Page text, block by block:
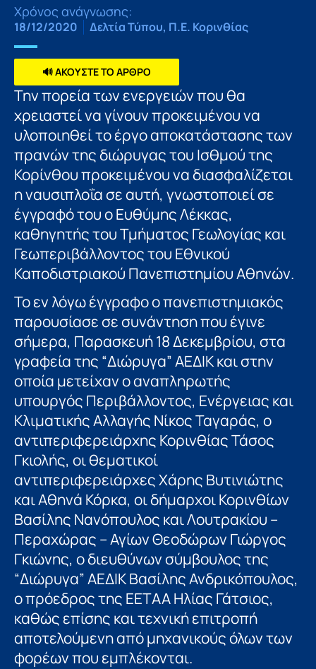
Χρόνος ανάγνωσης:
18/12/2020 Δελτία Τύπου, Π.Ε. Κορινθίας
🔊 ΑΚΟΥΣΤΕ ΤΟ ΑΡΘΡΟ
Την πορεία των ενεργειών που θα
χρειαστεί να γίνουν προκειμένου να
υλοποιηθεί το έργο αποκατάστασης των
πρανών της διώρυγας του Ισθμού της
Κορίνθου προκειμένου να διασφαλίζεται
η ναυσιπλοΐα σε αυτή, γνωστοποιεί σε
έγγραφό του ο Ευθύμης Λέκκας,
καθηγητής του Τμήματος Γεωλογίας και
Γεωπεριβάλλοντος του Εθνικού
Καποδιστριακού Πανεπιστημίου Αθηνών.
Το εν λόγω έγγραφο ο πανεπιστημιακός
παρουσίασε σε συνάντηση που έγινε
σήμερα, Παρασκευή 18 Δεκεμβρίου, στα
γραφεία της “Διώρυγα” ΑΕΔΙΚ και στην
οποία μετείχαν ο αναπληρωτής
υπουργός Περιβάλλοντος, Ενέργειας και
Κλιματικής Αλλαγής Νίκος Ταγαράς, ο
αντιπεριφερειάρχης Κορινθίας Τάσος
Γκιολής, οι θεματικοί
αντιπεριφερειάρχες Χάρης Βυτινιώτης
και Αθηνά Κόρκα, οι δήμαρχοι Κορινθίων
Βασίλης Νανόπουλος και Λουτρακίου –
Περαχώρας – Αγίων Θεοδώρων Γιώργος
Γκιώνης, ο διευθύνων σύμβουλος της
“Διώρυγα” ΑΕΔΙΚ Βασίλης Ανδρικόπουλος,
ο πρόεδρος της ΕΕΤΑΑ Ηλίας Γάτσιος,
καθώς επίσης και τεχνική επιτροπή
αποτελούμενη από μηχανικούς όλων των
φορέων που εμπλέκονται.